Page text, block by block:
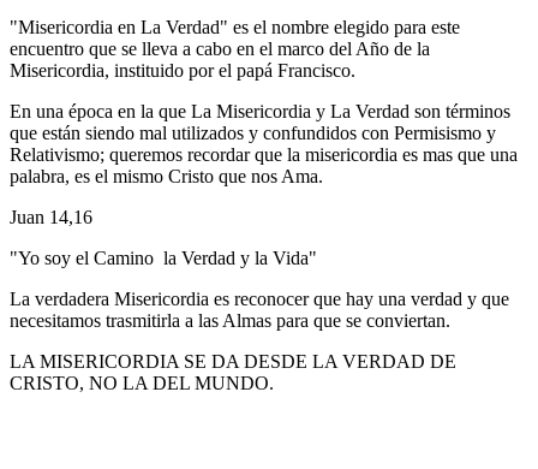
"Misericordia en La Verdad" es el nombre elegido para este
encuentro que se lleva a cabo en el marco del Año de la
Misericordia, instituido por el papá Francisco.
En una época en la que La Misericordia y La Verdad son términos
que están siendo mal utilizados y confundidos con Permisismo y
Relativismo; queremos recordar que la misericordia es mas que una
palabra, es el mismo Cristo que nos Ama.
Juan 14,16
"Yo soy el Camino la Verdad y la Vida"
La verdadera Misericordia es reconocer que hay una verdad y que
necesitamos trasmitirla a las Almas para que se conviertan.
LA MISERICORDIA SE DA DESDE LA VERDAD DE
CRISTO, NO LA DEL MUNDO.